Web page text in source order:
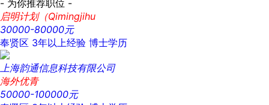
- 为你推荐职位 -
启明计划（Qimingjihu
30000-80000元
奉贤区 3年以上经验 博士学历
上海韵通信息科技有限公司
海外优青
50000-100000元